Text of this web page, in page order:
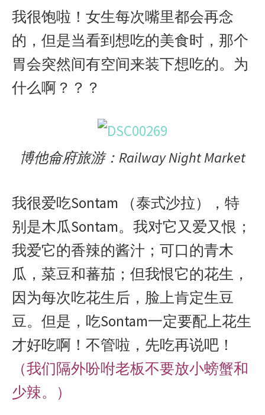
我很饱啦！女生每次嘴里都会再念
的，但是当看到想吃的美食时，那个
胃会突然间有空间来装下想吃的。为
什么啊？？？
博他侖府旅游：Railway Night Market
我很爱吃Sontam （泰式沙拉），特
别是木瓜Sontam。我对它又爱又恨；
我爱它的香辣的酱汁；可口的青木
瓜，菜豆和蕃茄；但我恨它的花生，
因为每次吃花生后，脸上肯定生豆
豆。但是，吃Sontam一定要配上花生
才好吃啊！不管啦，先吃再说吧！
（我们隔外吩咐老板不要放小螃蟹和
少辣。）